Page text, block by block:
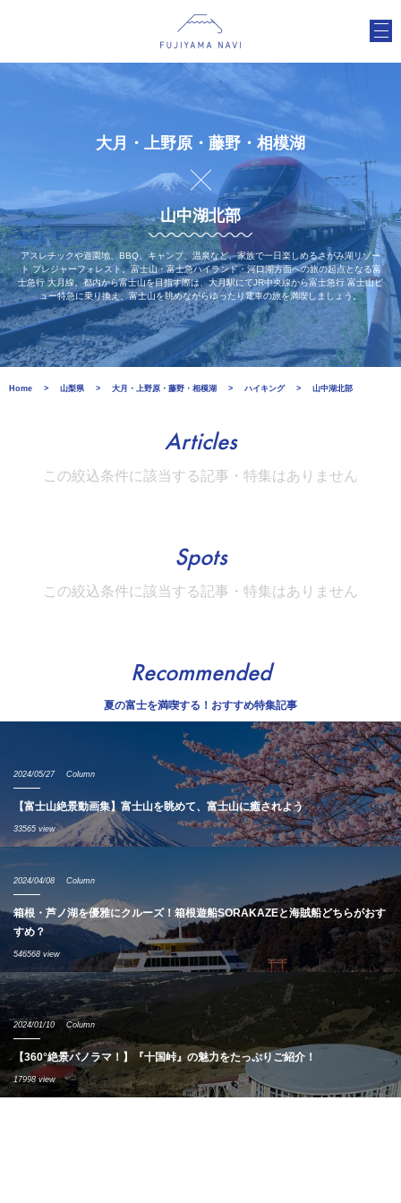
大月・上野原・藤野・相模湖
山中湖北部
アスレチックや遊園地、BBQ、キャンプ、温泉など、家族で一日楽しめるさがみ湖リゾー
ト プレジャーフォレスト。富士山・富士急ハイランド・河口湖方面への旅の起点となる富
士急行 大月線。都内から富士山を目指す際は、大月駅にてJR中央線から富士急行 富士山ビ
ュー特急に乗り換え、富士山を眺めながらゆったり電車の旅を満喫しましょう。
Home 山梨県 大月・上野原・藤野・相模湖 ハイキング 山中湖北部
Articles
この絞込条件に該当する記事・特集はありません
Spots
この絞込条件に該当する記事・特集はありません
Recommended
夏の富士を満喫する！おすすめ特集記事
2024/05/27 Column
【富士山絶景動画集】富士山を眺めて、富士山に癒されよう
33565 view
2024/04/08 Column
箱根・芦ノ湖を優雅にクルーズ！箱根遊船SORAKAZEと海賊船どちらがおす
すめ？
546568 view
2024/01/10 Column
【360°絶景パノラマ！】『十国峠』の魅力をたっぷりご紹介！
17998 view